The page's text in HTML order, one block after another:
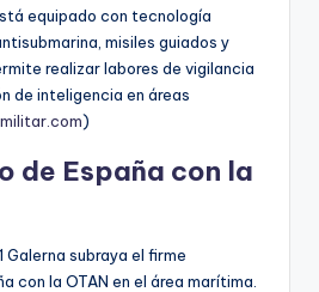
equipado con tecnología
misiles guiados y
realizar labores de vigilancia
de inteligencia en áreas
)
de España con la
Galerna subraya el firme
con la OTAN en el área marítima.